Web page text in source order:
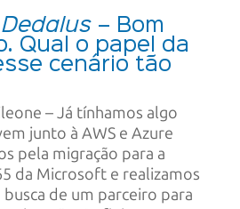
– Bom
Qual o papel da
cenário tão
– Já tínhamos algo
junto à AWS e Azure
pela migração para a
da Microsoft e realizamos
de um parceiro para